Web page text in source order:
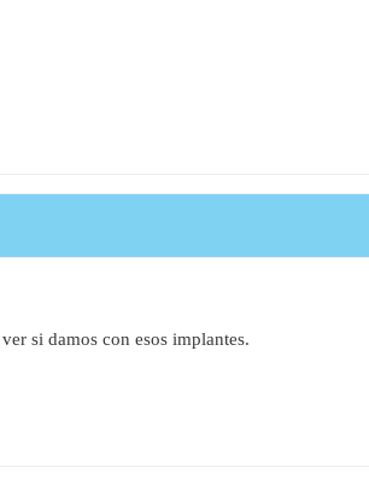
si damos con esos implantes.